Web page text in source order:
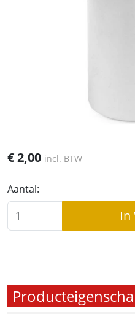
€2,00 incl. BTW
Aantal:
In